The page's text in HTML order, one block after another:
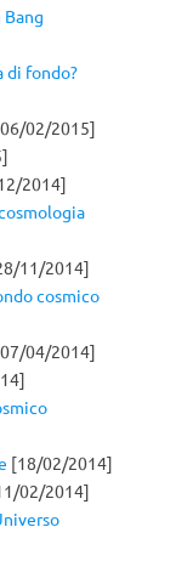
di fondo?
02/2015]
2014]
11/2014]
cosmico
04/2014]
[18/02/2014]
02/2014]